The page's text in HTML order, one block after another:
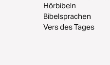
Hörbibeln
Bibelsprachen
Vers des Tages